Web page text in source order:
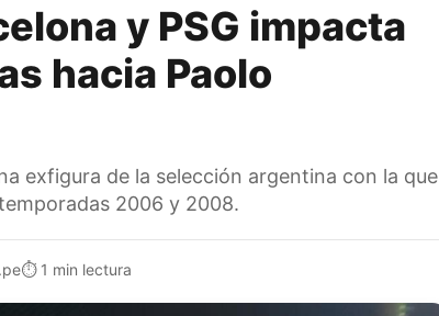
y PSG impacta
hacia Paolo
exfigura de la selección argentina con la que
2006 y 2008.
⏱️ 1 min lectura